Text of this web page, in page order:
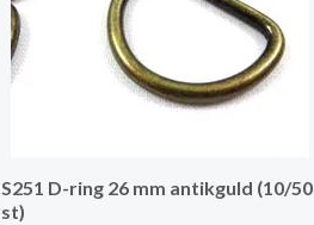
S251 D-ring 26 mm antikguld (10/50
st)